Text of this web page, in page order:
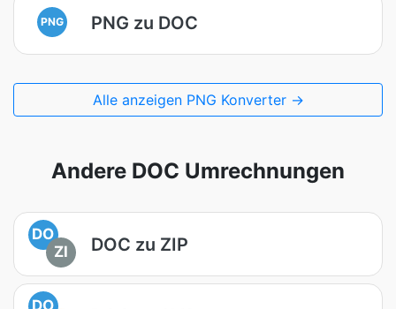
PNG PNG zu DOC
Alle anzeigen PNG Konverter →
Andere DOC Umrechnungen
DO
ZI
DOC zu ZIP
DO